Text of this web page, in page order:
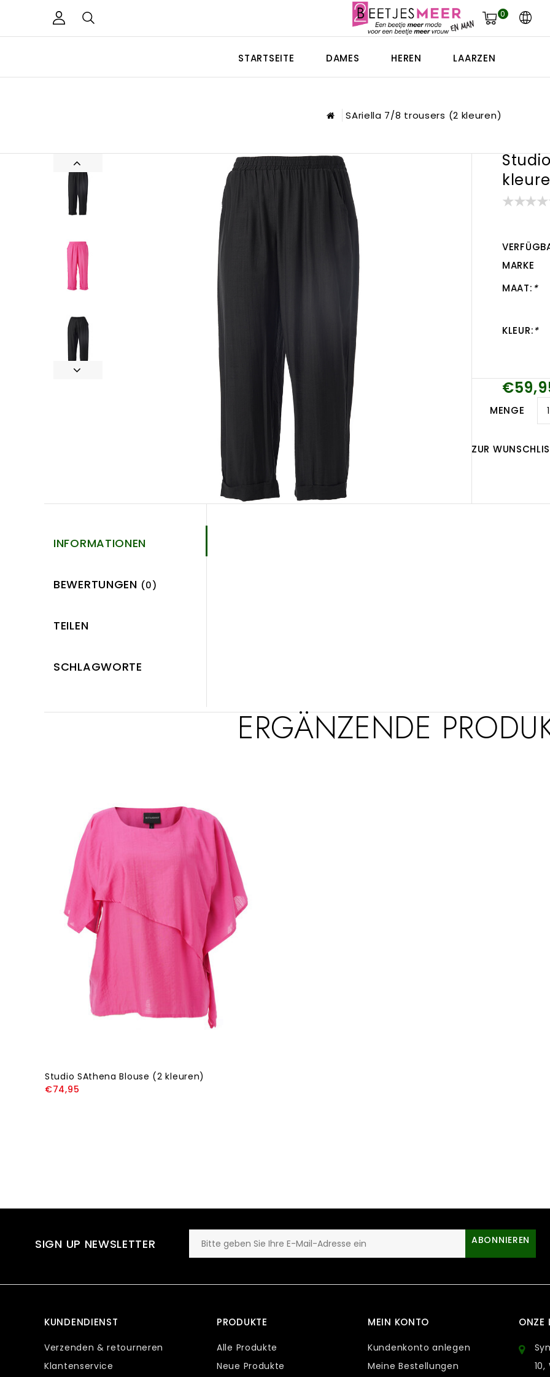
0
STARTSEITE DAMES HEREN LAARZEN
SAriella 7/8 trousers (2 kleuren)
MARKE
MAAT: *
KLEUR:*
MENGE
ZUR
INFORMATIONEN
BEWERTUNGEN (0)
TEILEN
SCHLAGWORTE
ERGÄNZENDE
Studio SAthena Blouse (2 kleuren)
€74,95
SIGN UP NEWSLETTER ABONNIEREN
KUNDENDIENST
Verzenden & retourneren
Klantenservice
PRODUKTE
Alle Produkte
Neue Produkte
MEIN KONTO
Kundenkonto anlegen
Meine Bestellungen
ONZE